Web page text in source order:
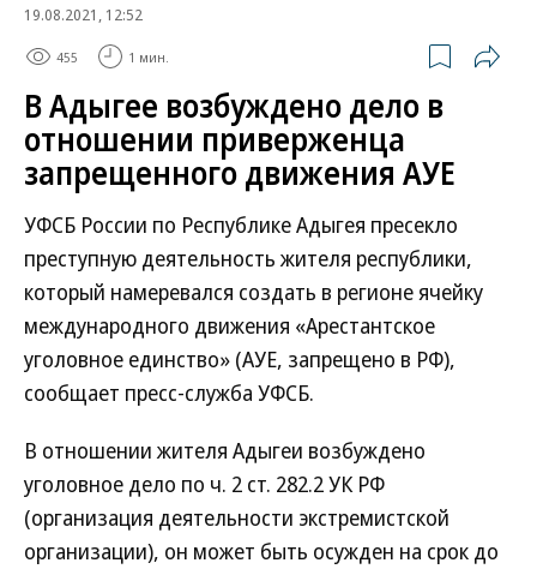
19.08.2021, 12:52
455 1 мин.
В Адыгее возбуждено дело в
отношении приверженца
запрещенного движения АУЕ
УФСБ России по Республике Адыгея пресекло
преступную деятельность жителя республики,
который намеревался создать в регионе ячейку
международного движения «Арестантское
уголовное единство» (АУЕ, запрещено в РФ),
сообщает пресс-служба УФСБ.
В отношении жителя Адыгеи возбуждено
уголовное дело по ч. 2 ст. 282.2 УК РФ
(организация деятельности экстремистской
организации), он может быть осужден на срок до